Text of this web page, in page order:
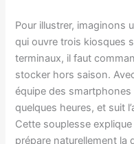
Pour illustrer, imaginons
qui ouvre trois kiosques
terminaux, il faut
stocker hors saison.
équipe des smartphones
quelques heures, et suit
Cette souplesse
prépare naturellement la